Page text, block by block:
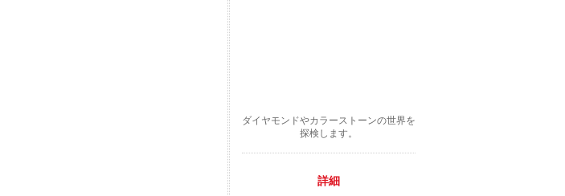
ダイヤモンドやカラーストーンの世界を
探検します。
詳細